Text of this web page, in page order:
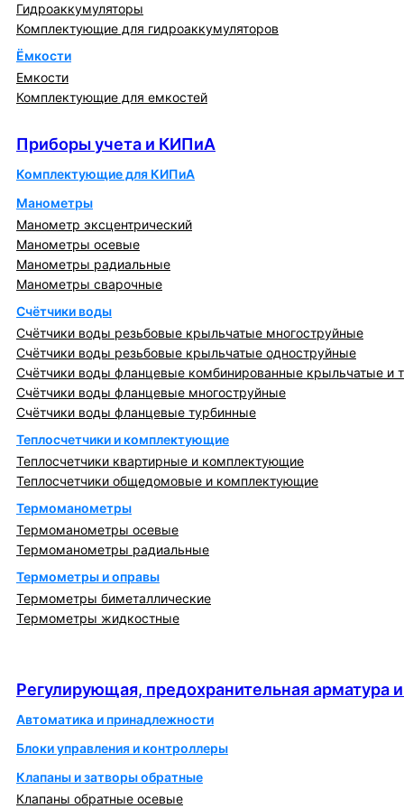
Гидроаккумуляторы
Комплектующие для гидроаккумуляторов
Ёмкости
Емкости
Комплектующие для емкостей
Приборы учета и КИПиА
Комплектующие для КИПиА
Манометры
Манометр эксцентрический
Манометры осевые
Манометры радиальные
Манометры сварочные
Счётчики воды
Счётчики воды резьбовые крыльчатые многоструйные
Счётчики воды резьбовые крыльчатые одноструйные
Счётчики воды фланцевые комбинированные крыльчатые и
Счётчики воды фланцевые многоструйные
Счётчики воды фланцевые турбинные
Теплосчетчики и комплектующие
Теплосчетчики квартирные и комплектующие
Теплосчетчики общедомовые и комплектующие
Термоманометры
Термоманометры осевые
Термоманометры радиальные
Термометры и оправы
Термометры биметаллические
Термометры жидкостные
Регулирующая, предохранительная арматура
Автоматика и принадлежности
Блоки управления и контроллеры
Клапаны и затворы обратные
Клапаны обратные осевые